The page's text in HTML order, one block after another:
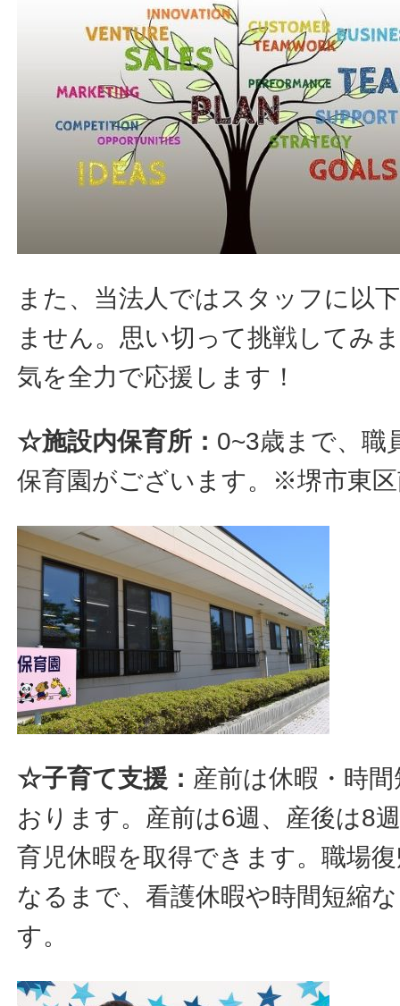
また、当法人ではスタッフに以
ません。思い切って挑戦してみ
気を全力で応援します！
☆施設内保育所： 0~3歳まで、職
保育園がございます。※堺市東
☆子育て支援： 産前は休暇・時
おります。産前は6週、産後は8
育児休暇を取得できます。職場
なるまで、看護休暇や時間短縮
す。